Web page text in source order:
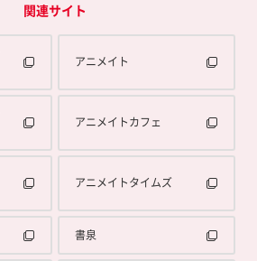
関連サイト
アニメイト
アニメイトカフェ
アニメイトタイムズ
書泉